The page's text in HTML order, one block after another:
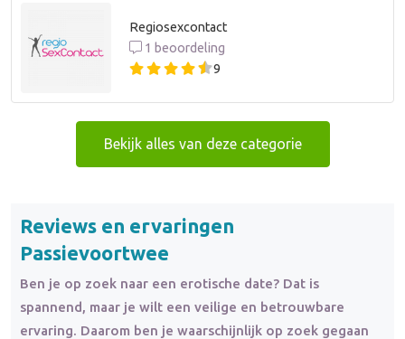
Regiosexcontact
1 beoordeling
9
Bekijk alles van deze categorie
Reviews en ervaringen
Passievoortwee
Ben je op zoek naar een erotische date? Dat is
spannend, maar je wilt een veilige en betrouwbare
ervaring. Daarom ben je waarschijnlijk op zoek gegaan